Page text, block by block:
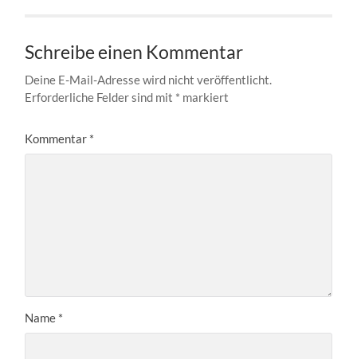
Schreibe einen Kommentar
Deine E-Mail-Adresse wird nicht veröffentlicht.
Erforderliche Felder sind mit * markiert
Kommentar *
Name *